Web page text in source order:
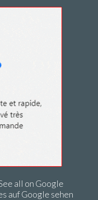
all on Google
auf Google sehen